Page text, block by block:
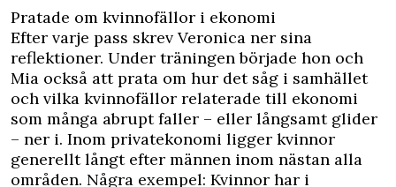
Pratade om kvinnofällor i ekonomi
Efter varje pass skrev Veronica ner sina
reflektioner. Under träningen började hon och
Mia också att prata om hur det såg i samhället
och vilka kvinnofällor relaterade till ekonomi
som många abrupt faller – eller långsamt glider
– ner i. Inom privatekonomi ligger kvinnor
generellt långt efter männen inom nästan alla
områden. Några exempel: Kvinnor har i